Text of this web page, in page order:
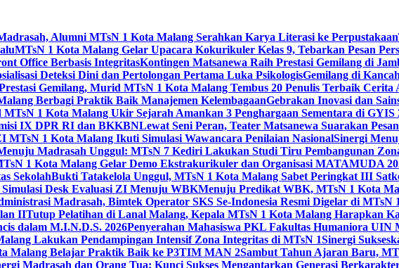
Alumni MTsN 1 Kota Malang Serahkan Karya Literasi ke Perpustakaan
MTsN 1 Kota Malang Gelar Upacara Kokurikuler Kelas 9, Tebarkan Pesan
Office Berbasis IntegritasKontingen Matsanewa Raih Prestasi Gemilang di
Deteksi Dini dan Pertolongan Pertama Luka PsikologisGemilang di
Gemilang, Murid MTsN 1 Kota Malang Tembus 20 Penulis Terbaik
Berbagi Praktik Baik Manajemen KelembagaanGebrakan Inovasi dan
1 Kota Malang Ukir Sejarah Amankan 3 Penghargaan Sementara di GYIS
IX DPR RI dan BKKBNLewat Seni Peran, Teater Matsanewa Suarakan
1 Kota Malang Ikuti Simulasi Wawancara Penilaian NasionalSinergi
Madrasah Unggul: MTsN 7 Kediri Lakukan Studi Tiru Pembangunan
1 Kota Malang Gelar Demo Ekstrakurikuler dan Organisasi MATAMUDA
SekolahBukti Tatakelola Unggul, MTsN 1 Kota Malang Sabet Peringkat III
Desk Evaluasi ZI Menuju WBKMenuju Predikat WBK, MTsN 1 Kota
Madrasah, Bimtek Operator SKS Se-Indonesia Resmi Digelar di MTsN
IITutup Pelatihan di Lanal Malang, Kepala MTsN 1 Kota Malang Harapkan
dalam M.I.N.D.S. 2026Penyerahan Mahasiswa PKL Fakultas Humaniora
Lakukan Pendampingan Intensif Zona Integritas di MTsN 1Sinergi
Malang Belajar Praktik Baik ke P3TIM MAN 2Sambut Tahun Ajaran Baru,
Madrasah dan Orang Tua: Kunci Sukses Mengantarkan Generasi